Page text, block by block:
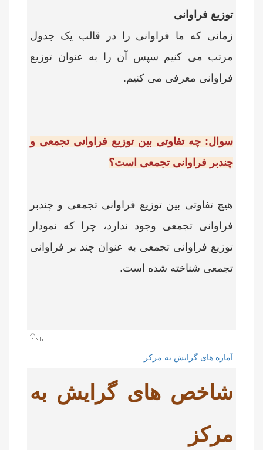
توزیع فراوانی
زمانی که ما فراوانی را در قالب یک جدول
مرتب می کنیم سپس آن را به عنوان توزیع
فراوانی معرفی می کنیم.
سوال: چه تفاوتی بین توزیع فراوانی تجمعی و
چندبر فراوانی تجمعی است؟
هیچ تفاوتی بین توزیع فراوانی تجمعی و چندبر
فراوانی تجمعی وجود ندارد، چرا که نمودار
توزیع فراوانی تجمعی به عنوان چند بر فراوانی
تجمعی شناخته شده است.
آماره های گرایش به مرکز
شاخص های گرایش به
مرکز